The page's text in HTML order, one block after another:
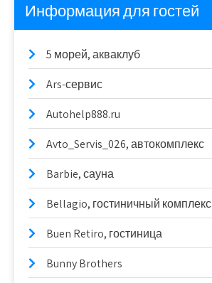
Информация для гостей
5 морей, акваклуб
Ars-сервис
Autohelp888.ru
Avto_Servis_026, автокомплекс
Barbie, сауна
Bellagio, гостиничный комплекс
Buen Retiro, гостиница
Bunny Brothers